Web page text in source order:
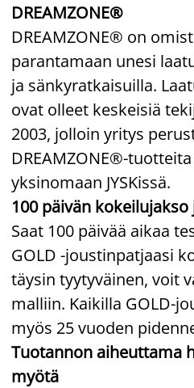
DREAMZONE®
DREAMZONE® on
parantamaan unesi
ja sänkyratkaisuilla.
ovat olleet keskeisiä
2003, jolloin yritys
DREAMZONE®-
yksinomaan JYSKissä.
100 päivän
Saat 100 päivää aikaa
GOLD -joustinpatjaasi
täysin tyytyväinen, voit
malliin. Kaikilla GOLD-
myös 25 vuoden
Tuotannon aiheuttama
myötä